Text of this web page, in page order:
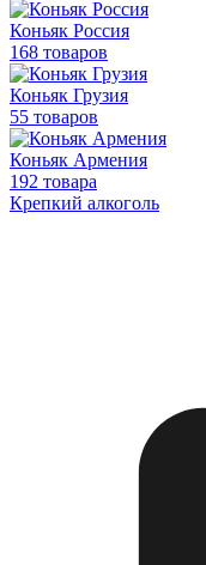
Коньяк Россия
168 товаров
Коньяк Грузия
55 товаров
Коньяк Армения
192 товара
Крепкий алкоголь